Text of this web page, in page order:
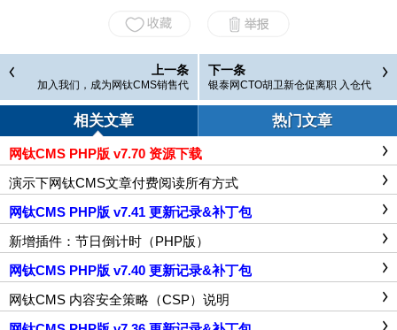
上一条
加入我们，成为网钛CMS销售代
理，共创未来！
下一条
银泰网CTO胡卫新仓促离职 入仓代
销模式难成大器
相关文章 热门文章
网钛CMS PHP版 v7.70 资源下载
演示下网钛CMS文章付费阅读所有方式
网钛CMS PHP版 v7.41 更新记录&补丁包
新增插件：节日倒计时（PHP版）
网钛CMS PHP版 v7.40 更新记录&补丁包
网钛CMS 内容安全策略（CSP）说明